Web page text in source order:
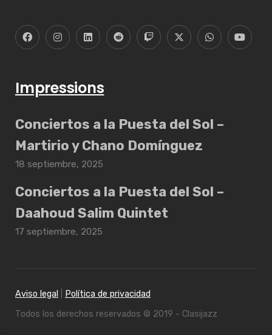
Impressions
Conciertos a la Puesta del Sol –
Martirio y Chano Domínguez
18 septiembre, 2025
Conciertos a la Puesta del Sol –
Daahoud Salim Quintet
17 septiembre, 2025
Aviso legal
Política de privacidad
Todos los derechos reservados © 2019 - Clasijazz